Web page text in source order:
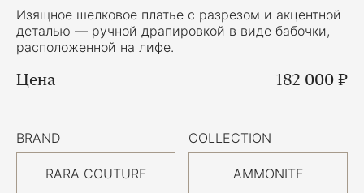
Изящное шелковое платье с разрезом и акцентной
деталью — ручной драпировкой в виде бабочки,
расположенной на лифе.
Цена 182 000 ₽
BRAND
RARA COUTURE
COLLECTION
AMMONITE